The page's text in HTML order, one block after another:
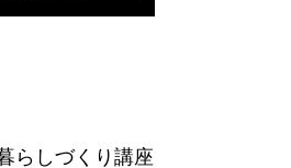
らしづくり講座